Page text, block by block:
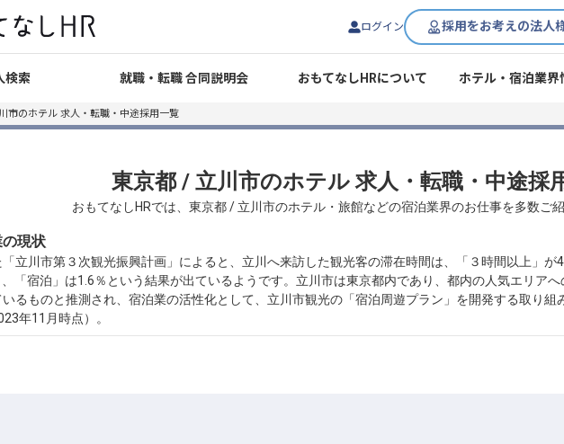
ログイン 採用をお考えの法人
検索 就職・転職 合同説明会 おもてなしHRについて ホテル・宿泊業界
市のホテル 求人・転職・中途採用一覧
東京都 / 立川市のホテル 求人・転職・中途採
おもてなしHRでは、東京都 / 立川市のホテル・旅館などの宿泊業界のお仕事を多数ご
現状
立川市第３次観光振興計画」によると、立川へ来訪した観光客の滞在時間は、「３時間以上」
、「宿泊」は1.6％という結果が出ているようです。立川市は東京都内であり、都内の人気エリア
いるものと推測され、宿泊業の活性化として、立川市観光の「宿泊周遊プラン」を開発する取り
年11月時点）。